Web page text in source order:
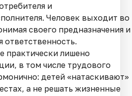
и
Человек выходит во
своего предназначения и
ответственность.
практически лишено
в том числе трудового
детей «натаскивают»
а не решать жизненные